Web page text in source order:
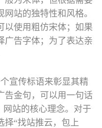
站的独特性和风格。
以使用粗仿宋体；如果
广告字体；为了表达亲
宣传标语来彰显其精
告金句，可以用一句话
站的核心理念。对于
择“找站推云，包上